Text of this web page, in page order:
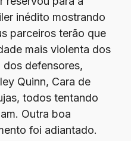
inédito mostrando
parceiros terão que
mais violenta dos
defensores,
Quinn, Cara de
todos tentando
Outra boa
foi adiantado.